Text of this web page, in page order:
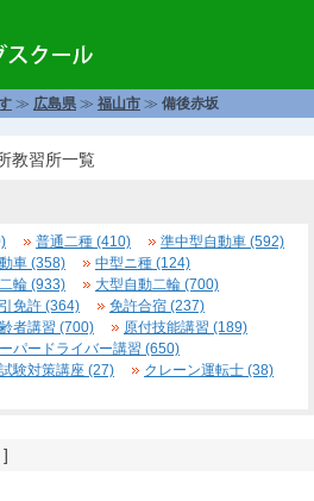
≫ 広島県 ≫ 福山市 ≫ 備後赤坂
教習所一覧
普通二種 (410)
準中型自動車 (592)
車 (358)
中型ニ種 (124)
輪 (933)
大型自動二輪 (700)
免許 (364)
免許合宿 (237)
者講習 (700)
原付技能講習 (189)
パードライバー講習 (650)
験対策講座 (27)
クレーン運転士 (38)
]